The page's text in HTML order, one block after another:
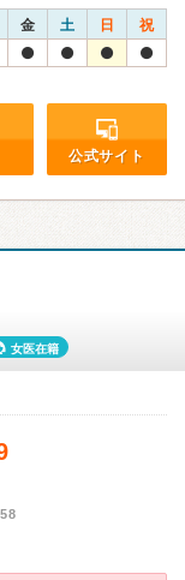
金 土 日 祝
公式サイト
女医在籍